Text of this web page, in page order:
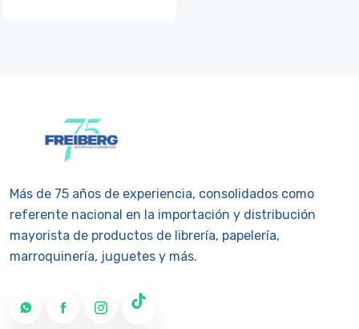
Más de 75 años de experiencia, consolidados como
referente nacional en la importación y distribución
mayorista de productos de librería, papelería,
marroquinería, juguetes y más.